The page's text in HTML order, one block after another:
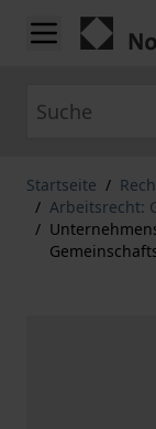
Zum Inhalt springen
Startseite /
/ Arbeitsrecht:
/